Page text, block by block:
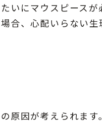
いにマウスピースが
合、心配いらない
原因が考えられます。